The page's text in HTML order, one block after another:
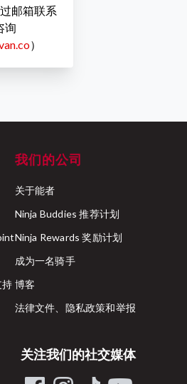
邮箱联系
询
）
我们的公司
关于能者
Ninja Buddies 推荐计划
Ninja Rewards 奖励计划
成为一名骑手
博客
法律文件、隐私政策和举报
关注我们的社交媒体